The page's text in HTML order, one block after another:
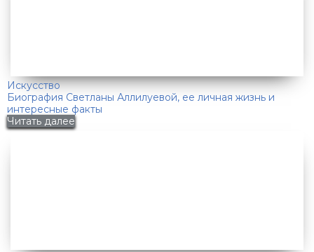
Искусство
Биография Светланы Аллилуевой, ее личная жизнь и
интересные факты
Читать далее